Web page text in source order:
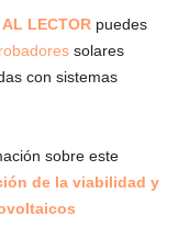
LECTOR puedes
solares
con sistemas
sobre este
de la viabilidad y